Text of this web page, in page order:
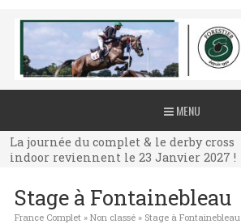
MENU
La journée du complet & le derby cross
indoor reviennent le 23 Janvier 2027 !
La journée du complet & le derby cross
indoor reviennent le 23 Janvier 2027 !
indoor reviennent le 23 Janvier 2027 !
Stage à Fontainebleau
France Complet» Non classé» Stage à Fontainebleau